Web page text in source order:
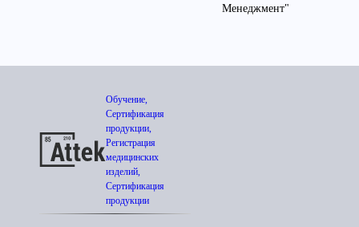
Менеджмент"
Обучение,
Сертификация
продукции,
Регистрация
медицинских
изделий,
Сертификация
продукции